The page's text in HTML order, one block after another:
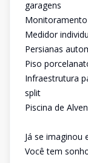
garagens
Medidor
Persianas
Piso
Infraestrutura
split
Piscina de
Já se imaginou
Você tem